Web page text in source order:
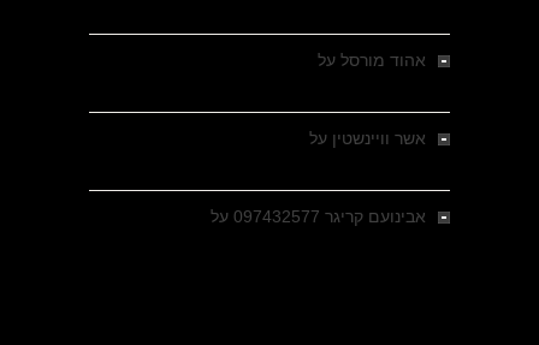
אהוד מורסל על
אשר וויינשטין על
אבינועם קריגר 097432577 על